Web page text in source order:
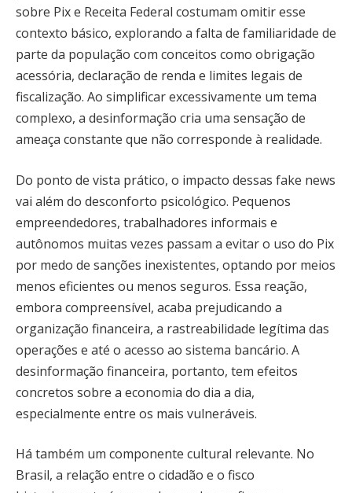
sobre Pix e Receita Federal costumam omitir esse
contexto básico, explorando a falta de familiaridade de
parte da população com conceitos como obrigação
acessória, declaração de renda e limites legais de
fiscalização. Ao simplificar excessivamente um tema
complexo, a desinformação cria uma sensação de
ameaça constante que não corresponde à realidade.
Do ponto de vista prático, o impacto dessas fake news
vai além do desconforto psicológico. Pequenos
empreendedores, trabalhadores informais e
autônomos muitas vezes passam a evitar o uso do Pix
por medo de sanções inexistentes, optando por meios
menos eficientes ou menos seguros. Essa reação,
embora compreensível, acaba prejudicando a
organização financeira, a rastreabilidade legítima das
operações e até o acesso ao sistema bancário. A
desinformação financeira, portanto, tem efeitos
concretos sobre a economia do dia a dia,
especialmente entre os mais vulneráveis.
Há também um componente cultural relevante. No
Brasil, a relação entre o cidadão e o fisco